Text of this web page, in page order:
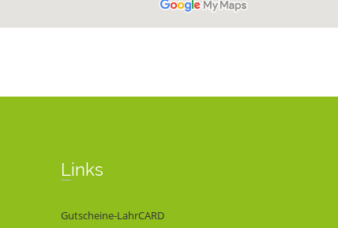
Links
Gutscheine-LahrCARD